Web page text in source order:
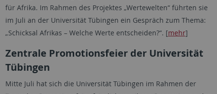
für Afrika. Im Rahmen des Projektes „Wertewelten“ führten sie
im Juli an der Universität Tübingen ein Gespräch zum Thema:
„Schicksal Afrikas – Welche Werte entscheiden?“. [mehr]
Zentrale Promotionsfeier der Universität
Tübingen
Mitte Juli hat sich die Universität Tübingen im Rahmen der